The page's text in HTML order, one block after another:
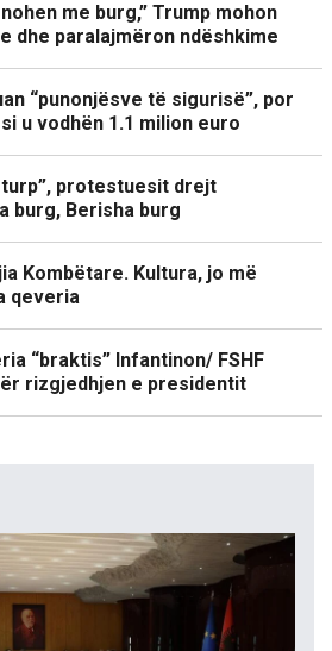
me burg,” Trump mohon
dhe paralajmëron ndëshkime
“punonjësve të sigurisë”, por
u vodhën 1.1 milion euro
turp”, protestuesit drejt
burg, Berisha burg
Kombëtare. Kultura, jo më
qeveria
“braktis” Infantinon/ FSHF
rizgjedhjen e presidentit